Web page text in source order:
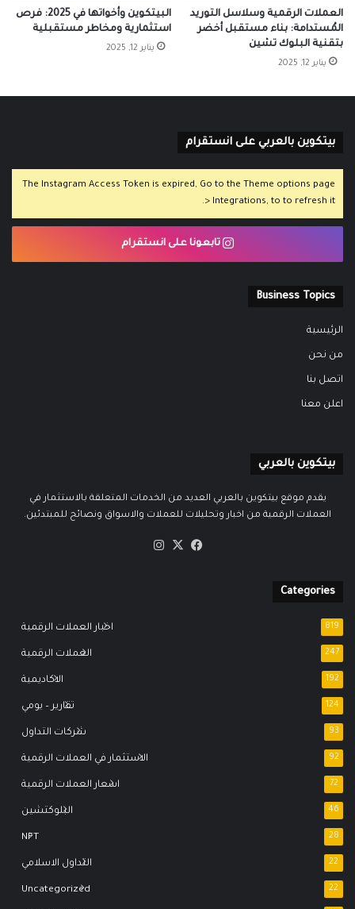
البيتكوين وأخواتها في 2025: فرص
استثمارية ومخاطر مستقبلية
يناير 12, 2025
العملات الرقمية وسلاسل التوريد
المُستدامة: بناء مستقبل أخضر
بتقنية البلوك تشين
يناير 12, 2025
بيتكوين بالعربي على انستقرام
The Instagram Access Token is expired, Go to the Theme options page
> Integrations, to to refresh it.
تابعونا على انستقرام
Business Topics
الرئيسية
من نحن
اتصل بنا
اعلن معنا
بيتكوين بالعربي
يقدم موقع بيتكوين بالعربي العديد من الخدمات المتعلقة بالاستثمار في
العملات الرقمية من اخبار وتحليلات للعملات والاسواق ونصائح للمبتدئين.
فيسبوك
‫X
Categories
اخبار العملات الرقمية 819
العملات الرقمية 247
الاكاديمية 192
تقارير – يومي 124
شركات التداول 93
الاستثمار في العملات الرقمية 92
اسعار العملات الرقمية 72
البلوكتشين 46
NFT 28
التداول الاسلامي 22
Uncategorized 22